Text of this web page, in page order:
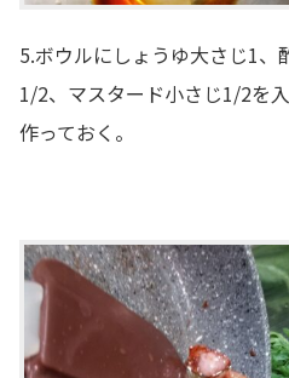
5.ボウルにしょうゆ大さじ1
1/2、マスタード小さじ1/2を
作っておく。